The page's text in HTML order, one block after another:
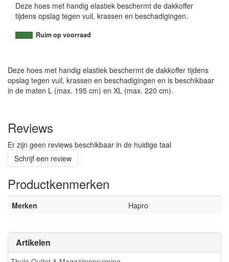
Artikelen
Deze hoes met handig elastiek beschermt de dakkoffer
tijdens opslag tegen vuil, krassen en beschadigingen.
Ruim op voorraad
Deze hoes met handig elastiek beschermt de dakkoffer tijdens
opslag tegen vuil, krassen en beschadigingen en is beschikbaar
in de maten L (max. 195 cm) en XL (max. 220 cm).
Reviews
Er zijn geen reviews beschikbaar in de huidige taal
Schrijf een review
Productkenmerken
Merken Hapro